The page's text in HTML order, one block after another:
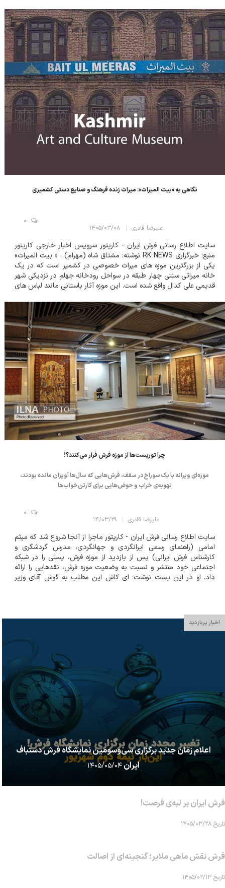
نگاهی به «بیت ‌المیراث»: میراث زنده فرهنگ و صنایع دستی کشمیری
علیرضا قادری ۱۴۰۵/۰۳/۰۸
0
سایت اطلاع رسانی فرش ایران - کارپتور سرویس اخبار خارجی کارپتور
منبع: خبرگزاری RK NEWS نوشته: مشتاق شاه (مهرام) . « بیت المیراث»
یکی از بزرگترین موزه های میراث خصوصی در کشمیر است که در یک
خانه میراثی سنتی چهار طبقه در سواحل رودخانه جهلم در نزدیکی شهر
قدیمی علی کدال واقع شده است. این موزه آثار باستانی مانند لباس های
چرا توریست‌ها از موزه فرش فرار می‌کنند؟!
موزه‌ای ویرانه با یک سوراخ در سقف، فرش‌هایی که سال‌ها آویزان مانده بودند،
تهویه‌‌ی خراب و حوض‌هایی برای کارتن‌خواب‌ها
علیرضا قادری ۱۴/۰۳/۲۹
0
سایت اطلاع رسانی فرش ایران - کارپتور ماجرا از آنجا شروع شد که میثم
امامی (راهنمای رسمی ایرانگردی و جهانگردی، مدرس گردشگری و
کارشناس فرش ایرانی) پس از بازدید از موزه فرش، پستی را در شبکه
اجتماعی خود منتشر و نسبت به وضعیت موزه فرش، نقدهایی را ارائه
داد. او در این پست نوشت: ای کاش این مطلب به گوش آقای وزیر
اخبار پربازدید
اعلام زمان جدید برگزاری سی‌وسومین نمایشگاه فرش دستباف
ایران۱۴۰۵/۰۵/۰۴
فرش ایران بر لبه‌ی فرصت!
تاریخ ۱۴۰۵/۰۳/۲۸
فرش نقش ماهی‌ ملایر؛ گنجینه‌ای از اصالت
تاریخ ۱۴۰۵/۰۲/۱۳